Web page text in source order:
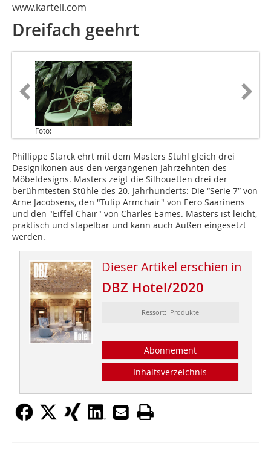
www.kartell.com
Dreifach geehrt
Foto:
Phillippe Starck ehrt mit dem Masters Stuhl gleich drei
Designikonen aus den vergangenen Jahrzehnten des
Möbeldesigns. Masters zeigt die Silhouetten drei der
berühmtesten Stühle des 20. Jahrhunderts: Die “Serie 7” von
Arne Jacobsens, den "Tulip Armchair" von Eero Saarinens
und den "Eiffel Chair" von Charles Eames. Masters ist leicht,
praktisch und stapelbar und kann auch Außen eingesetzt
werden.
Dieser Artikel erschien in
DBZ Hotel/2020
Ressort: Produkte
Abonnement
Inhaltsverzeichnis